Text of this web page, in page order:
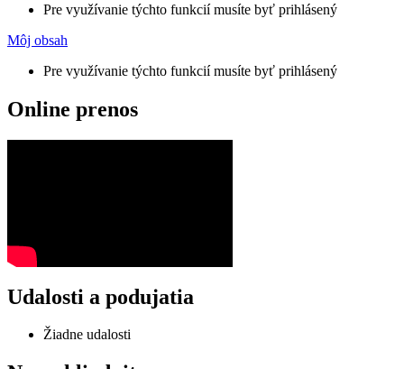
Pre využívanie týchto funkcií musíte byť prihlásený
Môj obsah
Pre využívanie týchto funkcií musíte byť prihlásený
Online prenos
Udalosti a podujatia
Žiadne udalosti